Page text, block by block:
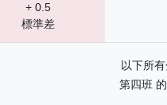
+ 0.5
標準差
以下所
第四班